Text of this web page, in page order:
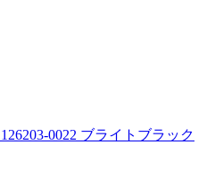
0022 ブライトブラック